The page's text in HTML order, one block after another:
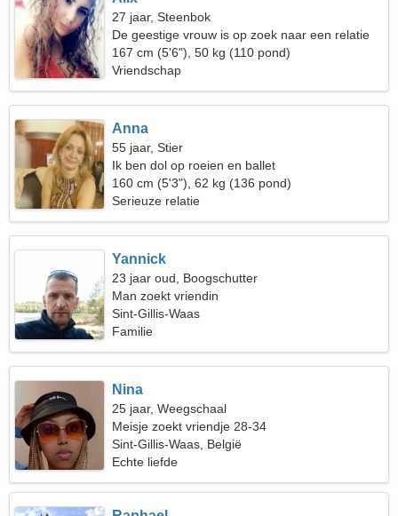
27 jaar, Steenbok
De geestige vrouw is op zoek naar een relatie
167 cm (5'6"), 50 kg (110 pond)
Vriendschap
Anna
55 jaar, Stier
Ik ben dol op roeien en ballet
160 cm (5'3"), 62 kg (136 pond)
Serieuze relatie
Yannick
23 jaar oud, Boogschutter
Man zoekt vriendin
Sint-Gillis-Waas
Familie
Nina
25 jaar, Weegschaal
Meisje zoekt vriendje 28-34
Sint-Gillis-Waas, België
Echte liefde